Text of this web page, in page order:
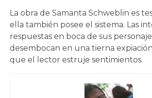
La obra de Samanta Schweblin es
ella también posee el sistema. Las
respuestas en boca de sus
desembocan en una tierna
que el lector estruje sentimientos.